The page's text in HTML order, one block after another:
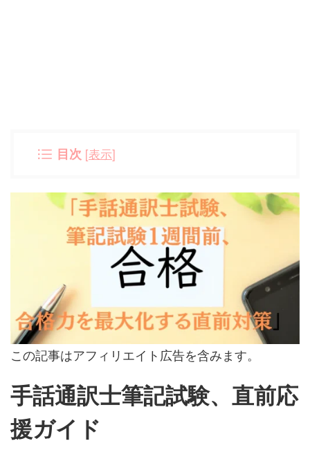
目次 [表示]
この記事はアフィリエイト広告を含みます。
手話通訳士筆記試験、直前応
援ガイド